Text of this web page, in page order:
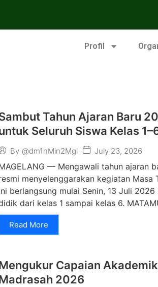
Profil
Tahun Ajaran Baru
Seluruh Siswa Kelas
By @dm1nMin2Mgl July 23, 2026
— Mengawali tahun ajaran
menyelenggarakan kegiatan Masa
berlangsung mulai Senin, 13 Juli
dari kelas 1 sampai kelas 6.
Read More
Capaian
2026